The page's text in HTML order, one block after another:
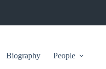
Biography People